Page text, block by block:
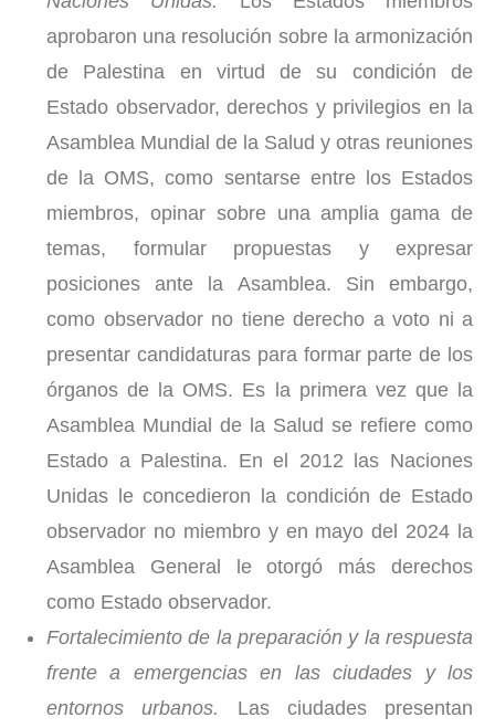
aprobaron una resolución sobre la armonización
de Palestina en virtud de su condición de
Estado observador, derechos y privilegios en la
Asamblea Mundial de la Salud y otras reuniones
de la OMS, como sentarse entre los Estados
miembros, opinar sobre una amplia gama de
temas, formular propuestas y expresar
posiciones ante la Asamblea. Sin embargo,
como observador no tiene derecho a voto ni a
presentar candidaturas para formar parte de los
órganos de la OMS. Es la primera vez que la
Asamblea Mundial de la Salud se refiere como
Estado a Palestina. En el 2012 las Naciones
Unidas le concedieron la condición de Estado
observador no miembro y en mayo del 2024 la
Asamblea General le otorgó más derechos
como Estado observador.
Fortalecimiento de la preparación y la respuesta
frente a emergencias en las ciudades y los
entornos urbanos.
Las ciudades presentan